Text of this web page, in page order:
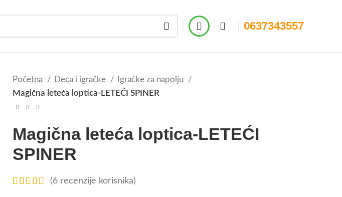
0637343557
Početna Deca i igračke
Igračke za napolju
Magična leteća loptica-LETEĆI SPINER
Magična leteća loptica-LETEĆI
SPINER
(6 recenzije korisnika)